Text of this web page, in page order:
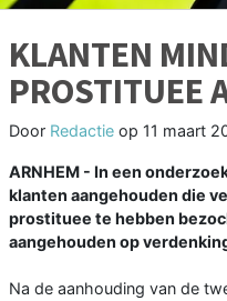
KLANTEN
PROSTITUEE
Door Redactie op 11 maart
ARNHEM - In een
klanten aangehouden die
prostituee te hebben
aangehouden op
Na de aanhouding van de